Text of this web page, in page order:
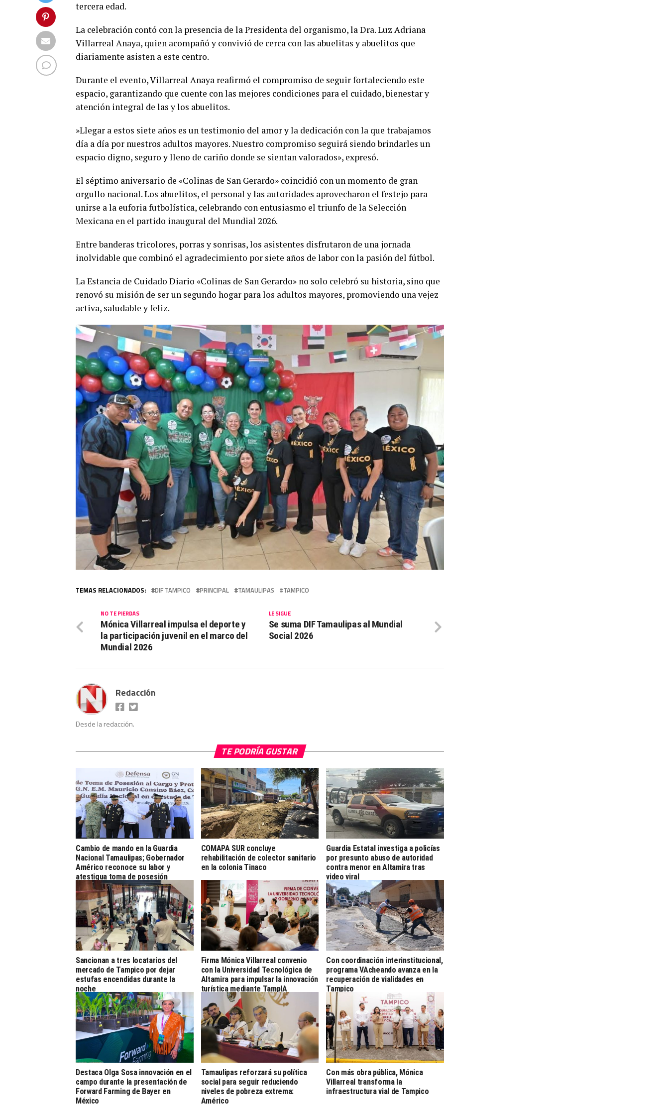
tercera edad.
​La celebración contó con la presencia de la Presidenta del organismo, la Dra. Luz Adriana
Villarreal Anaya, quien acompañó y convivió de cerca con las abuelitas y abuelitos que
diariamente asisten a este centro.
Durante el evento, Villarreal Anaya reafirmó el compromiso de seguir fortaleciendo este
espacio, garantizando que cuente con las mejores condiciones para el cuidado, bienestar y
atención integral de las y los abuelitos.
​»Llegar a estos siete años es un testimonio del amor y la dedicación con la que trabajamos
día a día por nuestros adultos mayores. Nuestro compromiso seguirá siendo brindarles un
espacio digno, seguro y lleno de cariño donde se sientan valorados», expresó.
​El séptimo aniversario de «Colinas de San Gerardo» coincidió con un momento de gran
orgullo nacional. Los abuelitos, el personal y las autoridades aprovecharon el festejo para
unirse a la euforia futbolística, celebrando con entusiasmo el triunfo de la Selección
Mexicana en el partido inaugural del Mundial 2026.
​Entre banderas tricolores, porras y sonrisas, los asistentes disfrutaron de una jornada
inolvidable que combinó el agradecimiento por siete años de labor con la pasión del fútbol.
​La Estancia de Cuidado Diario «Colinas de San Gerardo» no solo celebró su historia, sino que
renovó su misión de ser un segundo hogar para los adultos mayores, promoviendo una vejez
activa, saludable y feliz.
TEMAS RELACIONADOS: DIF TAMPICO PRINCIPAL TAMAULIPAS TAMPICO
LE SIGUE
Se suma DIF Tamaulipas al Mundial
Social 2026
NO TE PIERDAS
Mónica Villarreal impulsa el deporte y
la participación juvenil en el marco del
Mundial 2026
Redacción
Desde la redacción.
TE PODRÍA GUSTAR
Cambio de mando en la Guardia
Nacional Tamaulipas; Gobernador
Américo reconoce su labor y
atestigua toma de posesión
COMAPA SUR concluye
rehabilitación de colector sanitario
en la colonia Tinaco
Guardia Estatal investiga a policías
por presunto abuso de autoridad
contra menor en Altamira tras
video viral
Sancionan a tres locatarios del
mercado de Tampico por dejar
estufas encendidas durante la
noche
Firma Mónica Villarreal convenio
con la Universidad Tecnológica de
Altamira para impulsar la innovación
turística mediante TampIA
Con coordinación interinstitucional,
programa VAcheando avanza en la
recuperación de vialidades en
Tampico
Destaca Olga Sosa innovación en el
campo durante la presentación de
Forward Farming de Bayer en
México
Tamaulipas reforzará su política
social para seguir reduciendo
niveles de pobreza extrema:
Américo
Con más obra pública, Mónica
Villarreal transforma la
infraestructura vial de Tampico